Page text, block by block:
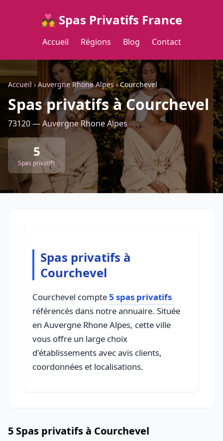
💑 Spas Privatifs France
Accueil Régions Blog Contact
Accueil›Auvergne Rhone Alpes›Courchevel
Spas privatifs à Courchevel
73120 — Auvergne Rhone Alpes
5
Spas privatifs
Spas privatifs à
Courchevel
Courchevel compte5 spas privatifs
référencés dans notre annuaire. Située
en Auvergne Rhone Alpes, cette ville
vous offre un large choix
d'établissements avec avis clients,
coordonnées et localisations.
5 Spas privatifs à Courchevel